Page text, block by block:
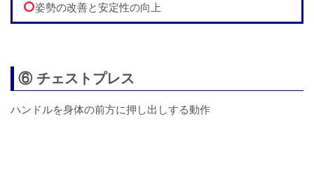
姿勢の改善と安定性の向上
⑥ チェストプレス
ハンドルを身体の前方に押し出しする動作